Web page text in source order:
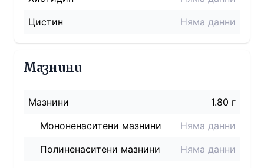
Цистин
Няма данни
Мазнини
Мазнини
1.80 г
Мононенаситени мазнини
Няма данни
Полиненаситени мазнини
Няма данни